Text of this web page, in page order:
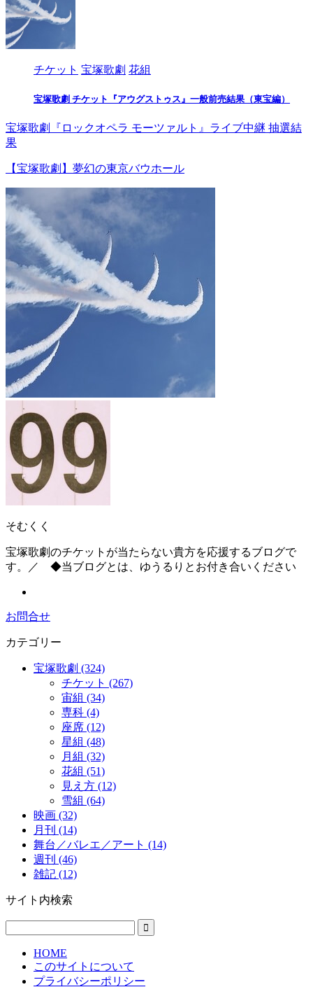
チケット 宝塚歌劇 花組
宝塚歌劇 チケット『アウグストゥス』一般前売結果（東宝編）
宝塚歌劇『ロックオペラ モーツァルト』ライブ中継 抽選結
果
【宝塚歌劇】夢幻の東京バウホール
そむくく
宝塚歌劇のチケットが当たらない貴方を応援するブログで
す。／ ◆当ブログとは、ゆうるりとお付き合いください
お問合せ
カテゴリー
宝塚歌劇 (324)
チケット (267)
宙組 (34)
専科 (4)
座席 (12)
星組 (48)
月組 (32)
花組 (51)
見え方 (12)
雪組 (64)
映画 (32)
月刊 (14)
舞台／バレエ／アート (14)
週刊 (46)
雑記 (12)
サイト内検索
HOME
このサイトについて
プライバシーポリシー